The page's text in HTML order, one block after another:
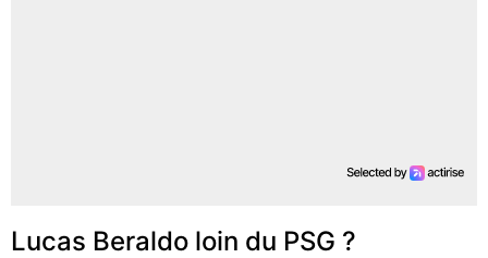
Lucas Beraldo loin du PSG ?